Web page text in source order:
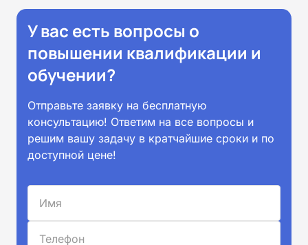
У вас есть вопросы о
повышении квалификации и
обучении?
Отправьте заявку на бесплатную
консультацию! Ответим на все вопросы и
решим вашу задачу в кратчайшие сроки и по
доступной цене!